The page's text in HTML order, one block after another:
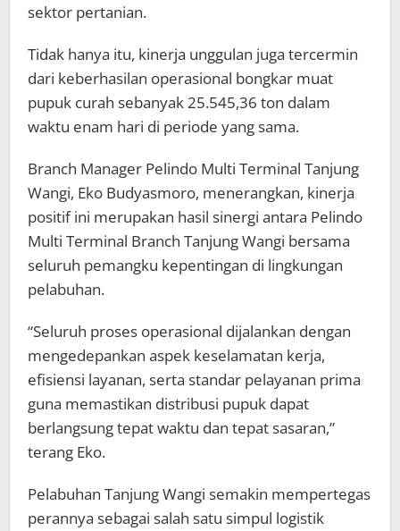
sektor pertanian.
Tidak hanya itu, kinerja unggulan juga tercermin
dari keberhasilan operasional bongkar muat
pupuk curah sebanyak 25.545,36 ton dalam
waktu enam hari di periode yang sama.
Branch Manager Pelindo Multi Terminal Tanjung
Wangi, Eko Budyasmoro, menerangkan, kinerja
positif ini merupakan hasil sinergi antara Pelindo
Multi Terminal Branch Tanjung Wangi bersama
seluruh pemangku kepentingan di lingkungan
pelabuhan.
“Seluruh proses operasional dijalankan dengan
mengedepankan aspek keselamatan kerja,
efisiensi layanan, serta standar pelayanan prima
guna memastikan distribusi pupuk dapat
berlangsung tepat waktu dan tepat sasaran,”
terang Eko.
Pelabuhan Tanjung Wangi semakin mempertegas
perannya sebagai salah satu simpul logistik